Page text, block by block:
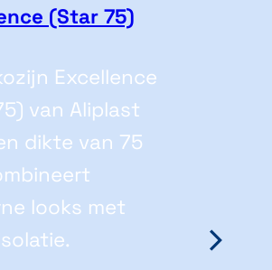
(Star 75)
Excellence
van Aliplast
dikte van 75
looks met